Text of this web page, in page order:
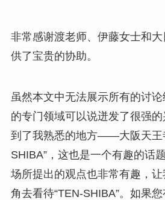
非常感谢渡老师、伊藤女士和
供了宝贵的协助。
虽然本文中无法展示所有的讨
的专门领域可以说迸发了很强
到了我熟悉的地方——大阪天王
SHIBA”，这也是一个有趣的话
场所提出的观点也非常有趣，
角去看待“TEN-SHIBA”。如果